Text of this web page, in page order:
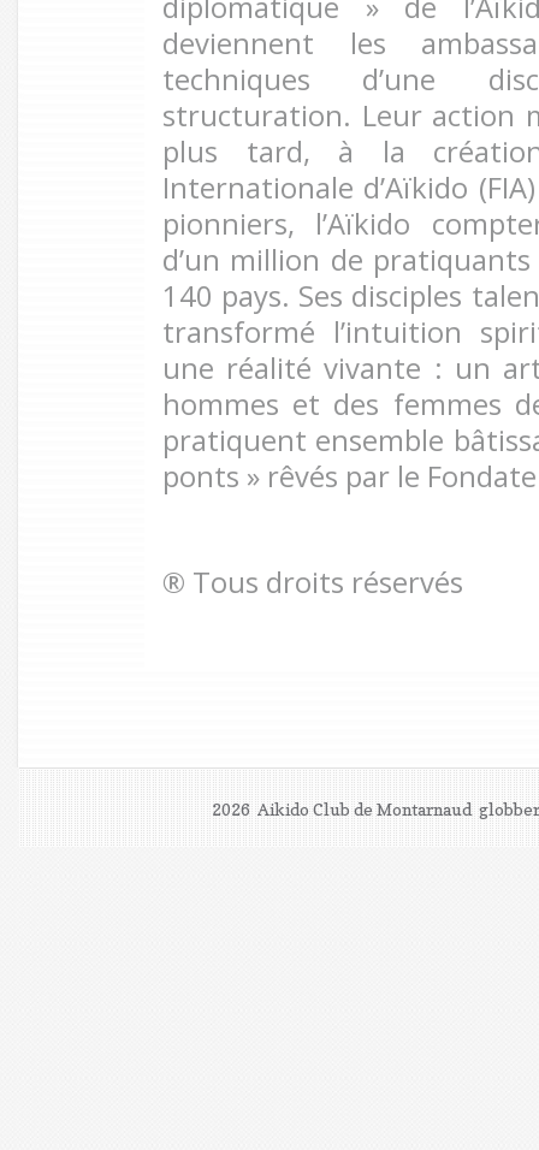
deviennent les
techniques d’une
structuration. Leur action
plus tard, à la
Internationale d’Aïkido
pionniers, l’Aïkido
d’un million de
140 pays. Ses disciples
transformé l’intuition
une réalité vivante : un
hommes et des femmes
pratiquent ensemble
ponts » rêvés par le
® Tous droits réservés
2026 Aikido Club de Montarnaud